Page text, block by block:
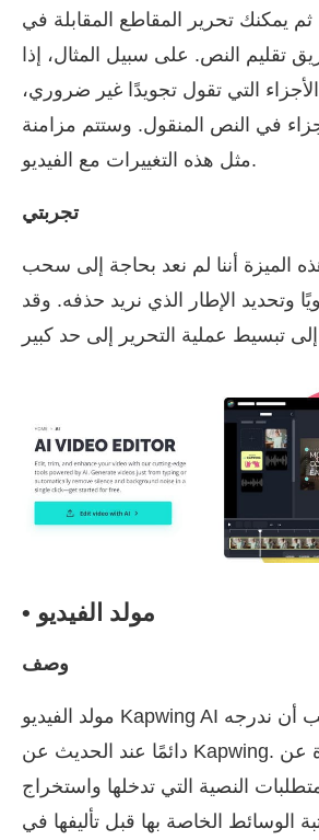
ثم يمكنك تحرير المقاطع المقابلة في
تقليم النص. على سبيل المثال، إذا
التي تقول تجويدًا غير ضروري،
في النص المنقول. وستتم مزامنة
مثل هذه التغييرات مع الفيديو.
تجربتي
الميزة أننا لم نعد بحاجة إلى سحب
وتحديد الإطار الذي نريد حذفه. وقد
• مولد الفيديو
وصف
مولد الفيديو Kapwing AI هو الجزء الذي يجب أن ندرجه
دائمًا عند الحديث عن Kapwing. تعمل هذه الميزة عن
النصية التي تدخلها واستخراج
الوسائط الخاصة بها قبل تأليفها في